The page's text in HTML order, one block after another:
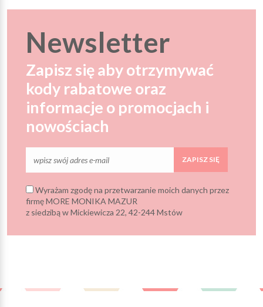
Newsletter
Zapisz się aby otrzymywać
kody rabatowe oraz
informacje o promocjach i
nowościach
ZAPISZ SIĘ
Wyrażam zgodę na przetwarzanie moich danych przez
firmę MORE MONIKA MAZUR
z siedzibą w Mickiewicza 22, 42-244 Mstów